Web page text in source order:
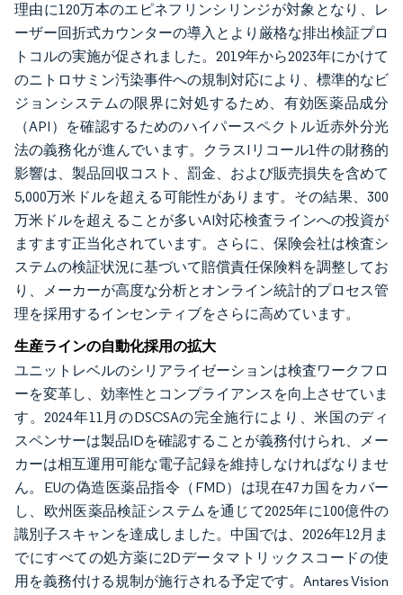
理由に120万本のエピネフリンシリンジが対象となり、レ
ーザー回折式カウンターの導入とより厳格な排出検証プロ
トコルの実施が促されました。2019年から2023年にかけて
のニトロサミン汚染事件への規制対応により、標準的なビ
ジョンシステムの限界に対処するため、有効医薬品成分
（API）を確認するためのハイパースペクトル近赤外分光
法の義務化が進んでいます。クラスIリコール1件の財務的
影響は、製品回収コスト、罰金、および販売損失を含めて
5,000万米ドルを超える可能性があります。その結果、300
万米ドルを超えることが多いAI対応検査ラインへの投資が
ますます正当化されています。さらに、保険会社は検査シ
ステムの検証状況に基づいて賠償責任保険料を調整してお
り、メーカーが高度な分析とオンライン統計的プロセス管
理を採用するインセンティブをさらに高めています。
生産ラインの自動化採用の拡大
ユニットレベルのシリアライゼーションは検査ワークフロ
ーを変革し、効率性とコンプライアンスを向上させていま
す。2024年11月のDSCSAの完全施行により、米国のディ
スペンサーは製品IDを確認することが義務付けられ、メー
カーは相互運用可能な電子記録を維持しなければなりませ
ん。EUの偽造医薬品指令（FMD）は現在47カ国をカバー
し、欧州医薬品検証システムを通じて2025年に100億件の
識別子スキャンを達成しました。中国では、2026年12月ま
でにすべての処方薬に2Dデータマトリックスコードの使
用を義務付ける規制が施行される予定です。Antares Vision